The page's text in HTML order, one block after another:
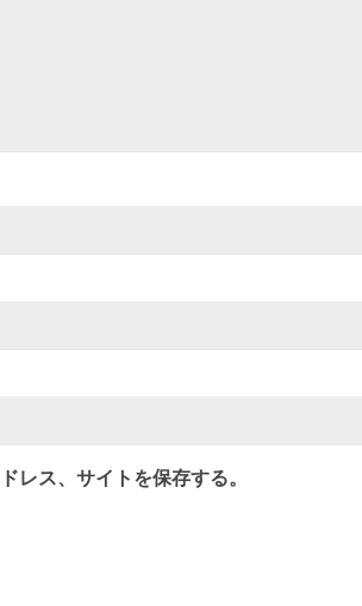
レス、サイトを保存する。